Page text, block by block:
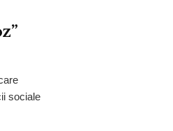
sociale